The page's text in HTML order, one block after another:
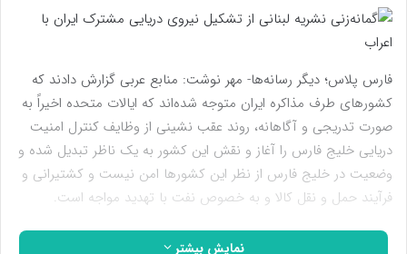
فارس پلاس؛ دیگر رسانه‌ها- مهر نوشت: منابع عربی گزارش دادند که
کشورهای طرف مذاکره ایران متوجه شده‌اند که ایالات متحده اخیراً به
صورت تدریجی و آگاهانه، روند عقب نشینی از وظایف کنترل امنیت
دریایی خلیج فارس را آغاز و نقش این کشور به یک ناظر تبدیل شده و
وضعیت در خلیج فارس از نظر این کشورها امن نیست و کشتیرانی و
فرآیند حمل و نقل کالا و به خصوص نفت با تهدید مواجه است.
وبگاه «الجدید» لبنان با اعلام این مطلب گزارش داد که ناظران در
نمایش بیشتر